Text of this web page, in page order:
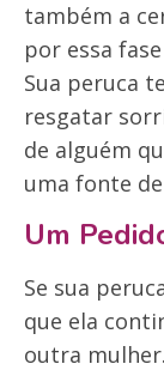
também a
por essa
Sua peruca
resgatar
de alguém
uma fonte
Um
Se sua
que ela
outra